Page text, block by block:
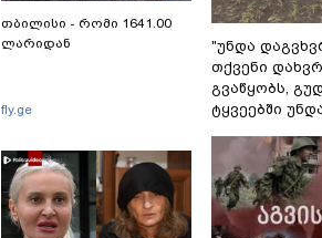
თბილისი - რომი 1641.00
ლარიდან
fly.ge
"უნდა
თქვენი
გვაწყობს,
ტყვეებში